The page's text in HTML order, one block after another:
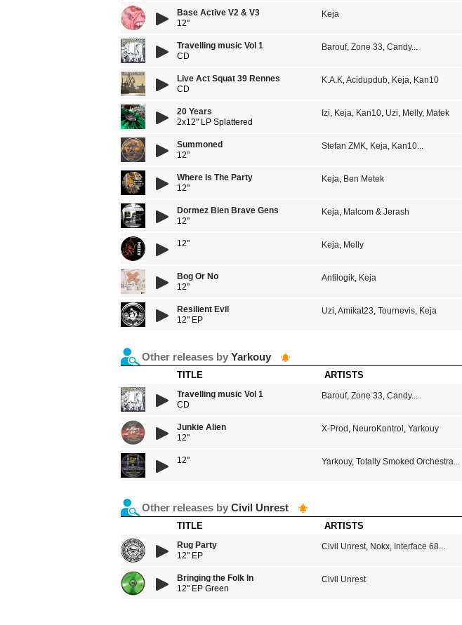
Base Active V2 & V3
12''
Keja
Travelling music Vol 1
CD
Barouf, Zone 33, Candy...
Live Act Squat 39 Rennes
CD
K.A.K,Acidupdub, Keja, Kan10
20 Years
2x12" LP Splattered
Izi, Keja, Kan10, Uzi, Melly, Matek
Summoned
12"
Stefan ZMK, Keja, Kan10...
Where Is The Party
12''
Keja, Ben Metek
Dormez Bien Brave Gens
12''
Keja, Malcom & Jerash
12" Keja, Melly
Bog Or No
12''
Antilogik, Keja
Resilient Evil
12" EP
Uzi,Amikat23, Tournevis, Keja
Other releases by Yarkouy
TITLE ARTISTS
Travelling music Vol 1
CD
Barouf, Zone 33, Candy...
Junkie Alien
12''
X-Prod , NeuroKontrol , Yarkouy
12'' Yarkouy, Totally Smoked Orchestra...
Other releases by Civil Unrest
TITLE ARTISTS
Rug Party
12" EP
Civil Unrest, Nokx, Interface 68...
Bringing the Folk In
12" EP Green
Civil Unrest